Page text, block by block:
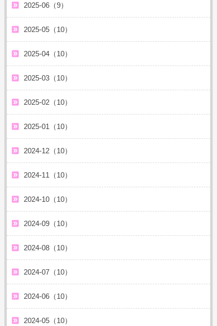
2025-06（9）
2025-05（10）
2025-04（10）
2025-03（10）
2025-02（10）
2025-01（10）
2024-12（10）
2024-11（10）
2024-10（10）
2024-09（10）
2024-08（10）
2024-07（10）
2024-06（10）
2024-05（10）